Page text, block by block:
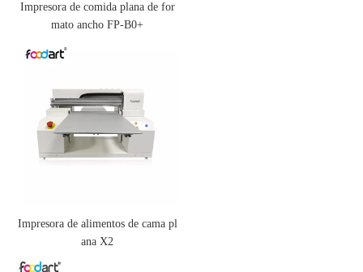
Impresora de comida plana de for
mato ancho FP-B0+
Impresora de alimentos de cama pl
ana X2